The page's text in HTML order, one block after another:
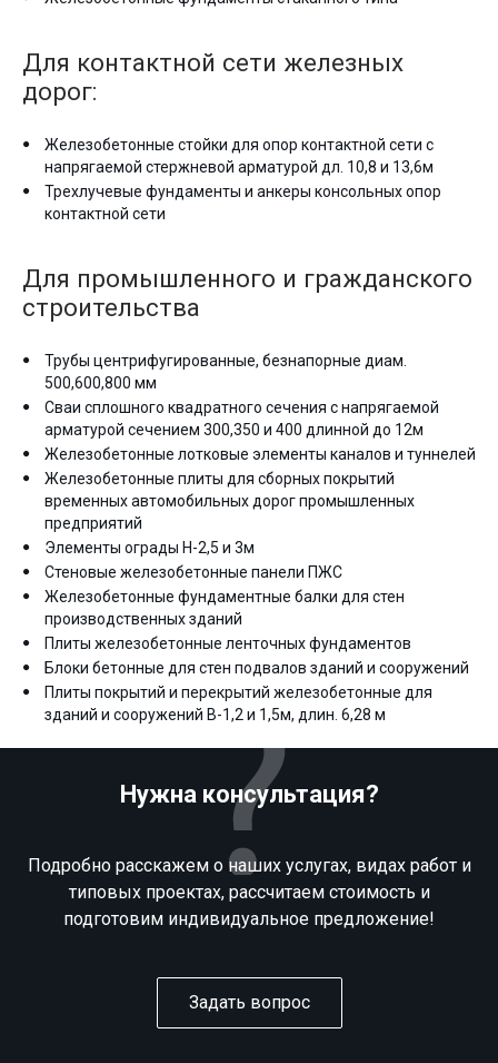
Для контактной сети железных
дорог:
Железобетонные стойки для опор контактной сети с
напрягаемой стержневой арматурой дл. 10,8 и 13,6м
Трехлучевые фундаменты и анкеры консольных опор
контактной сети
Для промышленного и гражданского
строительства
Трубы центрифугированные, безнапорные диам.
500,600,800 мм
Сваи сплошного квадратного сечения с напрягаемой
арматурой сечением 300,350 и 400 длинной до 12м
Железобетонные лотковые элементы каналов и туннелей
Железобетонные плиты для сборных покрытий
временных автомобильных дорог промышленных
предприятий
Элементы ограды Н-2,5 и 3м
Стеновые железобетонные панели ПЖС
Железобетонные фундаментные балки для стен
производственных зданий
Плиты железобетонные ленточных фундаментов
Блоки бетонные для стен подвалов зданий и сооружений
Плиты покрытий и перекрытий железобетонные для
зданий и сооружений В-1,2 и 1,5м, длин. 6,28 м
Нужна консультация?
Подробно расскажем о наших услугах, видах работ и
типовых проектах, рассчитаем стоимость и
подготовим индивидуальное предложение!
Задать вопрос